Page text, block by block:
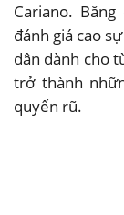
Cariano.
đánh giá cao
dân dành cho
trở thành
quyến rũ.